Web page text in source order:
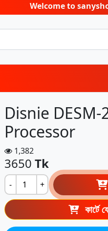
Welcome to
Disnie
Processor
1,382
3650 Tk
- +
কার্টে